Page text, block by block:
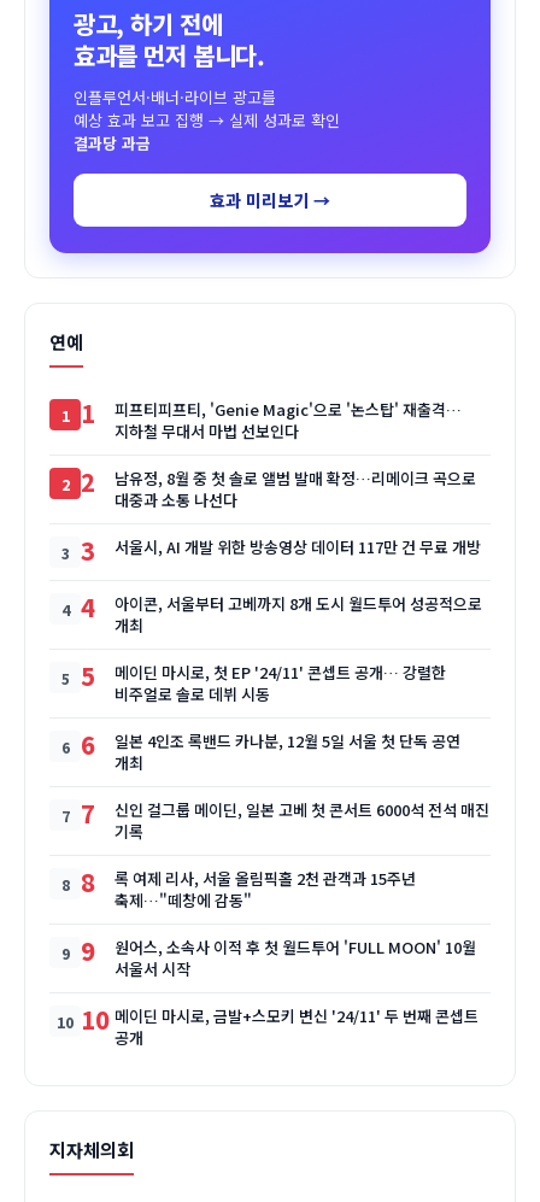
광고, 하기 전에
효과를 먼저 봅니다.
인플루언서·배너·라이브 광고를
예상 효과 보고 집행 → 실제 성과로 확인
결과당 과금
효과 미리보기 →
연예
1
피프티피프티, 'Genie Magic'으로 '논스탑' 재출격…
지하철 무대서 마법 선보인다
2
남유정, 8월 중 첫 솔로 앨범 발매 확정…리메이크 곡으로
대중과 소통 나선다
3 서울시, AI 개발 위한 방송영상 데이터 117만 건 무료 개방
4
아이콘, 서울부터 고베까지 8개 도시 월드투어 성공적으로
개최
5
메이딘 마시로, 첫 EP '24/11' 콘셉트 공개… 강렬한
비주얼로 솔로 데뷔 시동
6
일본 4인조 록밴드 카나분, 12월 5일 서울 첫 단독 공연
개최
7
신인 걸그룹 메이딘, 일본 고베 첫 콘서트 6000석 전석 매진
기록
8
록 여제 리사, 서울 올림픽홀 2천 관객과 15주년
축제…"떼창에 감동"
9
원어스, 소속사 이적 후 첫 월드투어 'FULL MOON' 10월
서울서 시작
10 메이딘 마시로, 금발+스모키 변신 '24/11' 두 번째 콘셉트
공개
지자체의회